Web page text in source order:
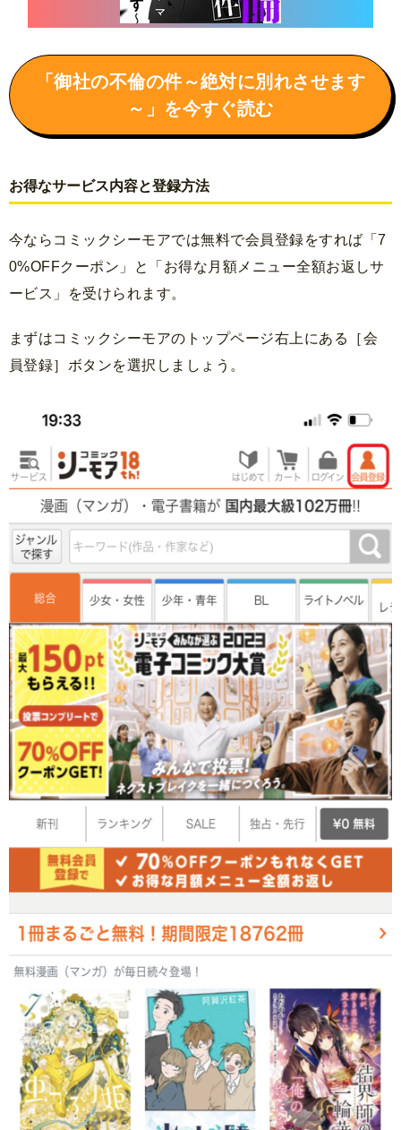
「御社の不倫の件～絶対に別れさせます
～」を今すぐ読む
お得なサービス内容と登録方法
今ならコミックシーモアでは無料で会員登録をすれば「7
0%OFFクーポン」と「お得な月額メニュー全額お返しサ
ービス」を受けられます。
まずはコミックシーモアのトップページ右上にある［会
員登録］ボタンを選択しましょう。